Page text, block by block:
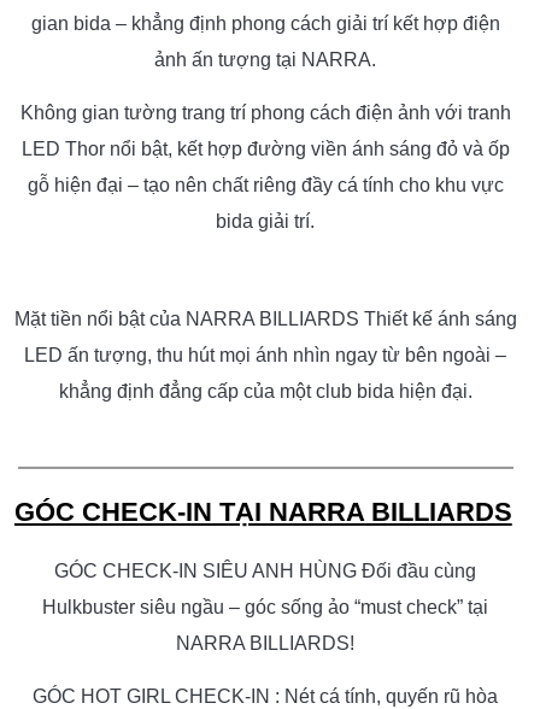
gian bida – khẳng định phong cách giải trí kết hợp điện
ảnh ấn tượng tại NARRA.
Không gian tường trang trí phong cách điện ảnh với tranh
LED Thor nổi bật, kết hợp đường viền ánh sáng đỏ và ốp
gỗ hiện đại – tạo nên chất riêng đầy cá tính cho khu vực
bida giải trí.
Mặt tiền nổi bật của NARRA BILLIARDS Thiết kế ánh sáng
LED ấn tượng, thu hút mọi ánh nhìn ngay từ bên ngoài –
khẳng định đẳng cấp của một club bida hiện đại.
GÓC CHECK-IN TẠI NARRA BILLIARDS
GÓC CHECK-IN SIÊU ANH HÙNG Đối đầu cùng
Hulkbuster siêu ngầu – góc sống ảo “must check” tại
NARRA BILLIARDS!
GÓC HOT GIRL CHECK-IN : Nét cá tính, quyến rũ hòa